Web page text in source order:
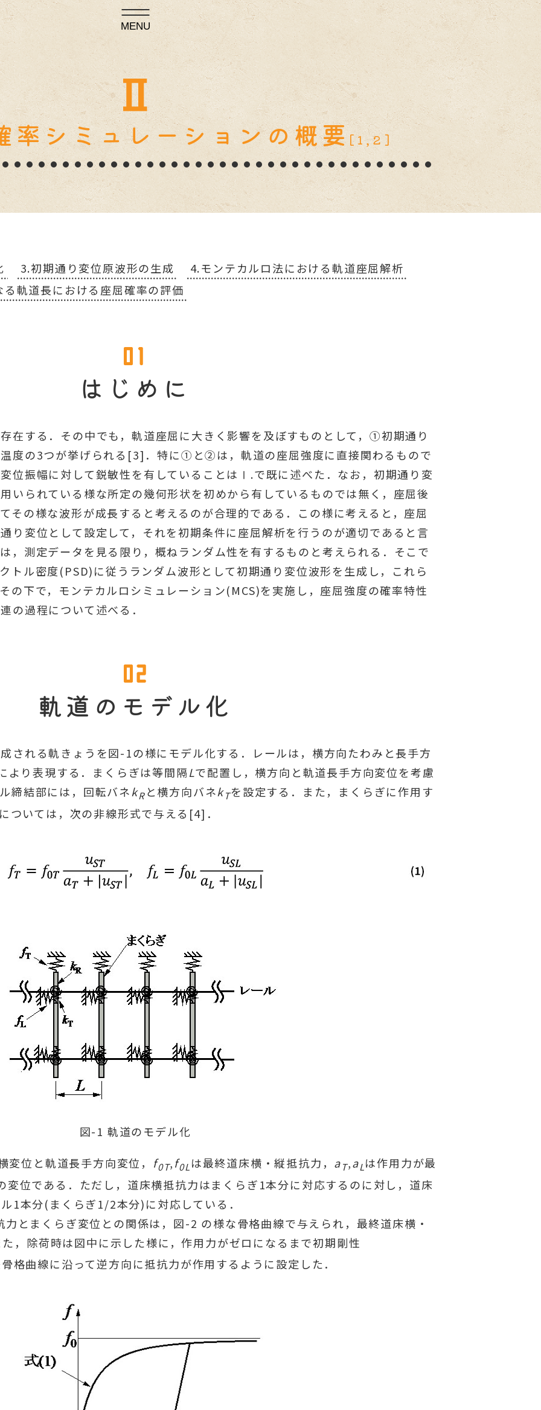
MENU
率シミュレーションの概要[1,2]
3.初期通り変位原波形の生成
4.モンテカルロ法における軌道座屈解析
る軌道長における座屈確率の評価
はじめに
在する．その中でも，軌道座屈に大きく影響を及ぼすものとして，①初期通り
度の3つが挙げられる[3]．特に①と②は，軌道の座屈強度に直接関わるもので
位振幅に対して鋭敏性を有していることはⅠ.で既に述べた．なお，初期通り変
いられている様な所定の幾何形状を初めから有しているものでは無く，座屈後
その様な波形が成長すると考えるのが合理的である．この様に考えると，座屈
り変位として設定して，それを初期条件に座屈解析を行うのが適切であると言
，測定データを見る限り，概ねランダム性を有するものと考えられる．そこで
トル密度(PSD)に従うランダム波形として初期通り変位波形を生成し，これら
の下で，モンテカルロシミュレーション(MCS)を実施し，座屈強度の確率特性
の過程について述べる．
軌道のモデル化
される軌きょうを図-1の様にモデル化する．レールは，横方向たわみと長手方
り表現する．まくらぎは等間隔Lで配置し，横方向と軌道長手方向変位を考慮
締結部には，回転バネkRと横方向バネkTを設定する．また，まくらぎに作用す
については，次の非線形式で与える[4]．
図-1 軌道のモデル化
変位と軌道長手方向変位， f0T,f0Lは最終道床横・縦抵抗力， aT,aLは作用力が最
位である．ただし，道床横抵抗力はまくらぎ1本分に対応するのに対し，道床
1本分(まくらぎ1/2本分)に対応している．
とまくらぎ変位との関係は，図-2 の様な骨格曲線で与えられ，最終道床横・
，除荷時は図中に示した様に，作用力がゼロになるまで初期剛性
格曲線に沿って逆方向に抵抗力が作用するように設定した．